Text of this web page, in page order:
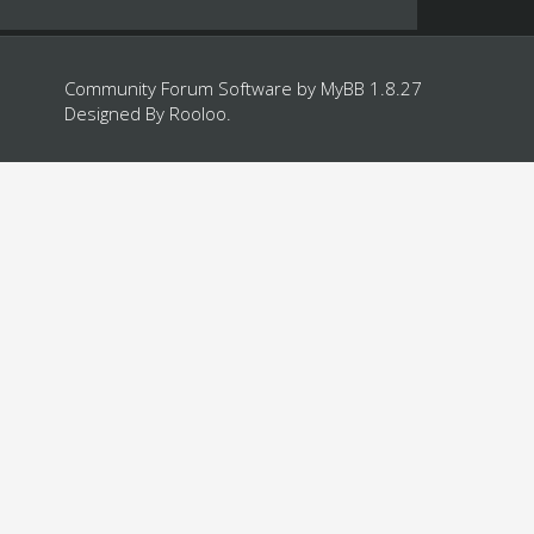
Community Forum Software by MyBB 1.8.27
Designed By Rooloo.